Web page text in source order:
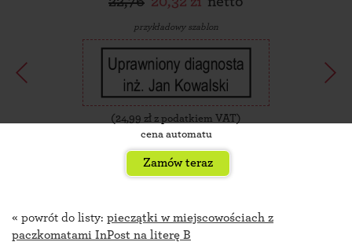
przykładowy szablon
( 24,99 zł z podatkiem VAT)
cena automatu
Zamów teraz
« powrót do listy: pieczątki w miejscowościach z
paczkomatami InPost na literę B